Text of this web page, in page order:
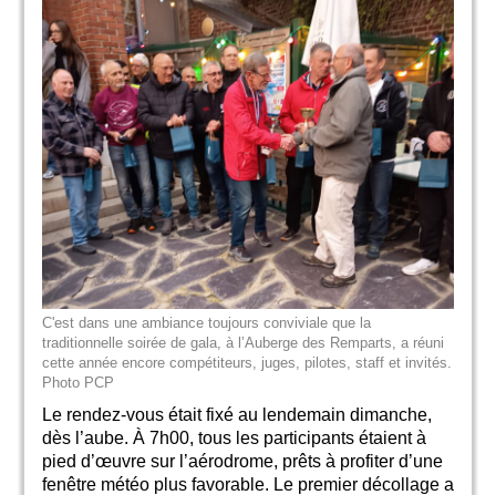
C'est dans une ambiance toujours conviviale que la
traditionnelle soirée de gala, à l’Auberge des Remparts, a réuni
cette année encore compétiteurs, juges, pilotes, staff et invités.
Photo PCP
Le rendez-vous était fixé au lendemain dimanche,
dès l’aube. À 7h00, tous les participants étaient à
pied d’œuvre sur l’aérodrome, prêts à profiter d’une
fenêtre météo plus favorable. Le premier décollage a